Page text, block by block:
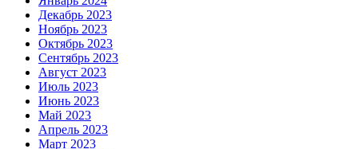
Декабрь 2023
Ноябрь 2023
Октябрь 2023
Сентябрь 2023
Август 2023
Июль 2023
Июнь 2023
Май 2023
Апрель 2023
Март 2023